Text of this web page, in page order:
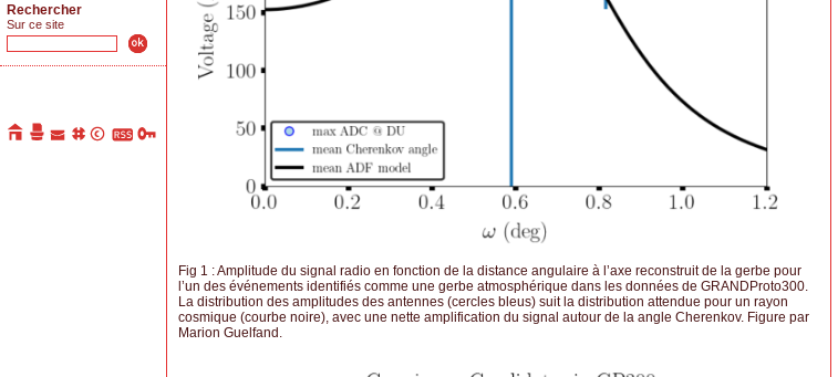
Rechercher
Sur ce site
Fig 1 : Amplitude du signal radio en fonction de la distance angulaire à l’axe reconstruit de la gerbe pour
l’un des événements identifiés comme une gerbe atmosphérique dans les données de GRANDProto300.
La distribution des amplitudes des antennes (cercles bleus) suit la distribution attendue pour un rayon
cosmique (courbe noire), avec une nette amplification du signal autour de la angle Cherenkov. Figure par
Marion Guelfand.